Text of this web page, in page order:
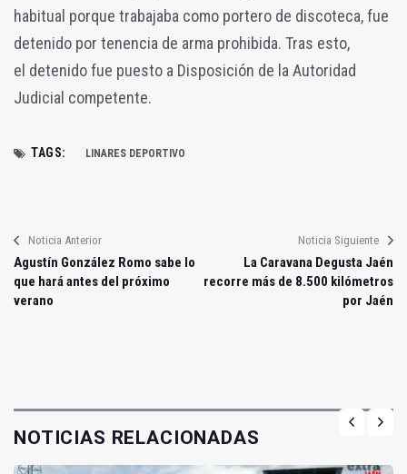
habitual porque trabajaba como portero de discoteca, fue
detenido por tenencia de arma prohibida. Tras esto,
el detenido fue puesto a Disposición de la Autoridad
Judicial competente.
TAGS: LINARES DEPORTIVO
Noticia Anterior
Agustín González Romo sabe lo
que hará antes del próximo
verano
Noticia Siguiente
La Caravana Degusta Jaén
recorre más de 8.500 kilómetros
por Jaén
NOTICIAS RELACIONADAS